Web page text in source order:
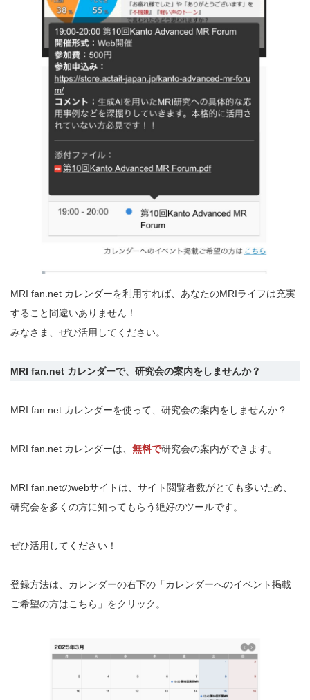
MRI fan.net カレンダーを利用すれば、あなたのMRIライフは充実
すること間違いありません！
みなさま、ぜひ活用してください。
MRI fan.net カレンダーで、研究会の案内をしませんか？
MRI fan.net カレンダーを使って、研究会の案内をしませんか？
MRI fan.net カレンダーは、 無料で研究会の案内ができます。
MRI fan.netのwebサイトは、サイト閲覧者数がとても多いため、
研究会を多くの方に知ってもらう絶好のツールです。
ぜひ活用してください！
登録方法は、カレンダーの右下の「カレンダーへのイベント掲載
ご希望の方はこちら」をクリック。